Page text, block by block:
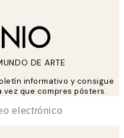
DE ARTE
informativo y consigue
vez que compres pósters.